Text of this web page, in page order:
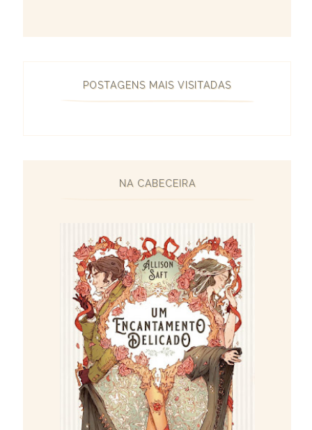
POSTAGENS MAIS VISITADAS
NA CABECEIRA